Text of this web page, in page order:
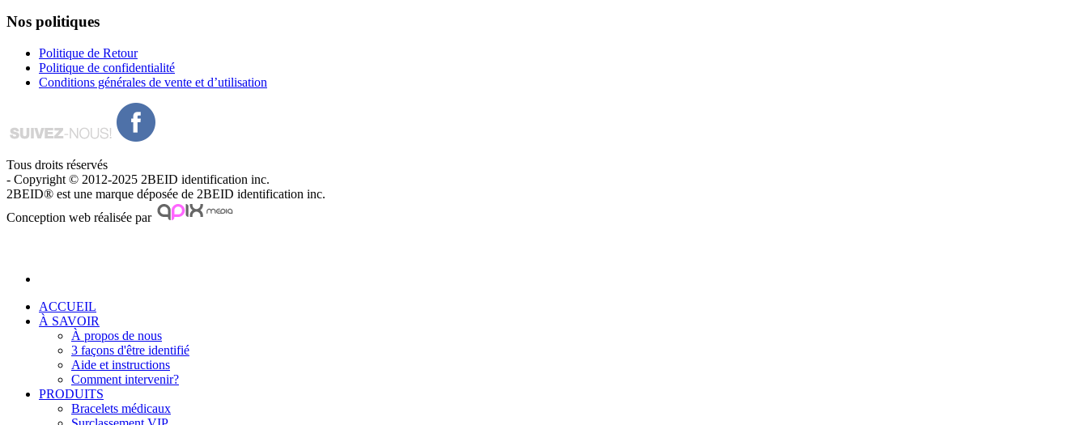
Nos politiques
Politique de Retour
Politique de confidentialité
Conditions générales de vente et d’utilisation
Tous droits réservés
- Copyright © 2012-2025 2BEID identification inc.
2BEID® est une marque déposée de 2BEID identification inc.
Conception web réalisée par
ACCUEIL
À SAVOIR
À propos de nous
3 façons d'être identifié
Aide et instructions
Comment intervenir?
PRODUITS
Bracelets médicaux